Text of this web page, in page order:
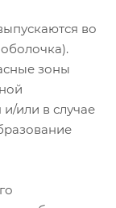
во
зоны
или в случае